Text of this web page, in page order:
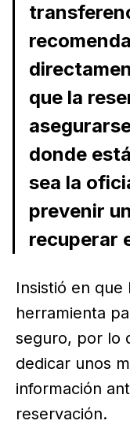
que la
donde
sea la
prevenir
recuperar
Insistió en
herramienta
seguro, por lo
dedicar unos
información
reservación.